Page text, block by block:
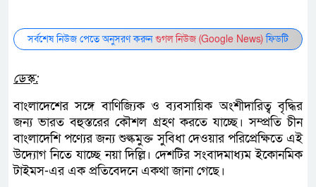
সর্বশেষ নিউজ পেতে অনুসরণ করুনগুগল নিউজ (Google News)ফিডটি
ডেস্ক:
বাংলাদেশের সঙ্গে বাণিজ্যিক ও ব্যবসায়িক অংশীদারিত্ব বৃদ্ধির
জন্য ভারত বহুস্তরের কৌশল গ্রহণ করতে যাচ্ছে। সম্প্রতি চীন
বাংলাদেশি পণ্যের জন্য শুল্কমুক্ত সুবিধা দেওয়ার পরিপ্রেক্ষিতে এই
উদ্যোগ নিতে যাচ্ছে নয়া দিল্লি। দেশটির সংবাদমাধ্যম ইকোনমিক
টাইমস-এর এক প্রতিবেদনে একথা জানা গেছে।